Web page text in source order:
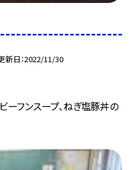
新日 2022/11/30
ーフンスープ、ねぎ塩豚丼の